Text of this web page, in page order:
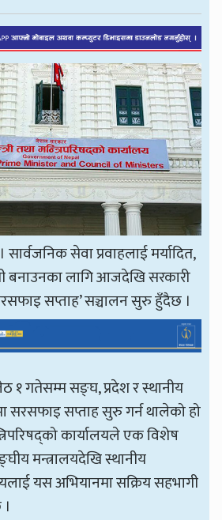
सेवा प्रवाहलाई मर्यादित,
बनाउनका लागि आजदेखि सरकारी
सरसफाइ सप्ताह’ सञ्चालन सुरु हुँदैछ ।
गतेसम्म सङ्घ, प्रदेश र स्थानीय
सरसफाइ सप्ताह सुरु गर्न थालेको हो
कार्यालयले एक विशेष
मन्त्रालयदेखि स्थानीय
यस अभियानमा सक्रिय सहभागी